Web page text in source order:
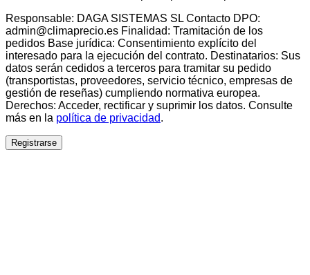
Responsable: DAGA SISTEMAS SL Contacto DPO:
admin@climaprecio.es Finalidad: Tramitación de los
pedidos Base jurídica: Consentimiento explícito del
interesado para la ejecución del contrato. Destinatarios: Sus
datos serán cedidos a terceros para tramitar su pedido
(transportistas, proveedores, servicio técnico, empresas de
gestión de reseñas) cumpliendo normativa europea.
Derechos: Acceder, rectificar y suprimir los datos. Consulte
más en la política de privacidad.
Registrarse